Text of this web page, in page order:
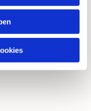
e.V.